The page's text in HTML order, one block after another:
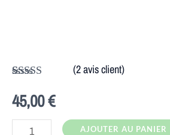
sur 5 basé
surnotations
client
(2avis client)
45,00€
AJOUTER AU PANIER